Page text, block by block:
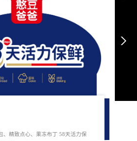
、精致点心、果冻布丁 58天活力保